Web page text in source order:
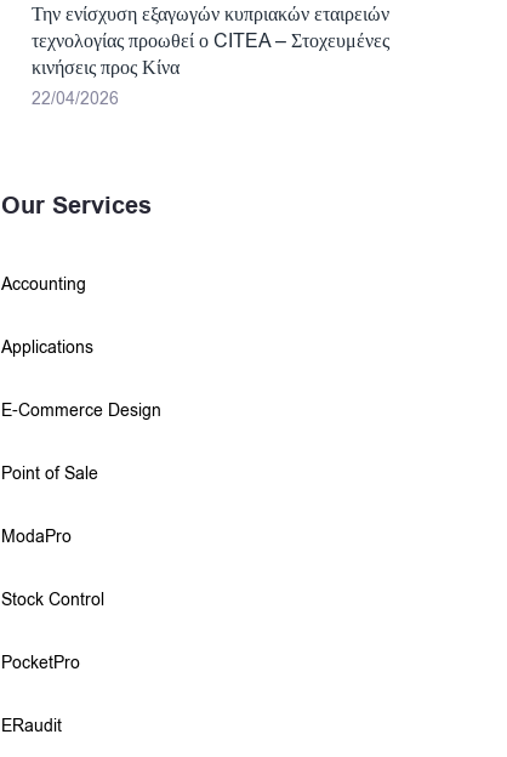
Την ενίσχυση εξαγωγών κυπριακών εταιρειών
τεχνολογίας προωθεί ο CITEA – Στοχευμένες
κινήσεις προς Κίνα
22/04/2026
Our Services
Accounting
Applications
E-Commerce Design
Point of Sale
ModaPro
Stock Control
PocketPro
ERaudit